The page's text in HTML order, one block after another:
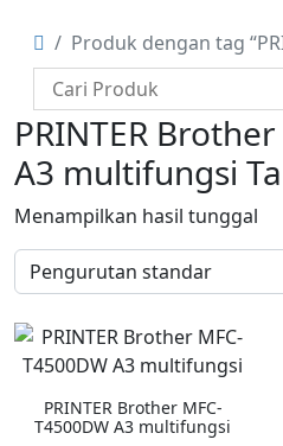
Produk dengan tag
PRINTER
A3 multifungsi
Menampilkan hasil tunggal
PRINTER Brother MFC-
T4500DW A3 multifungsi